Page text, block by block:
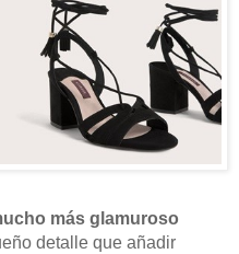
más glamuroso
detalle que añadir